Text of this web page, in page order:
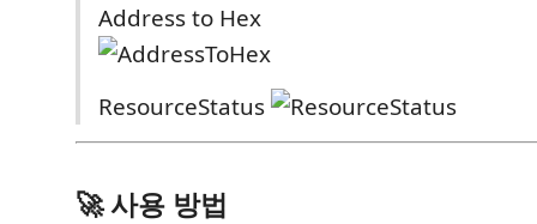
Address to Hex
ResourceStatus
🚀 사용 방법